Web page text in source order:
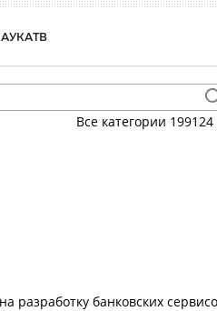
ТВ
Все категории 199124
разработку банковских